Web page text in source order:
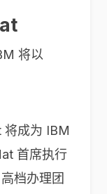
将以
将成为 IBM
首席执行
档办理团